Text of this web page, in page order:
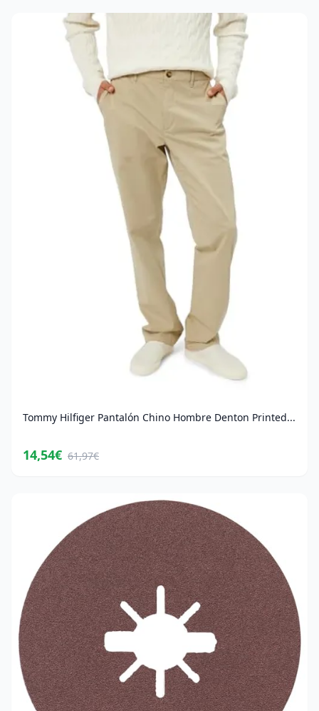
Tommy Hilfiger Pantalón Chino Hombre Denton Printed...
14,54€ 61,97€